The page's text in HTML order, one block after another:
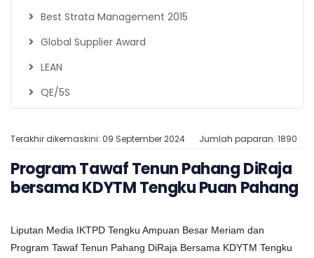
Best Strata Management 2015
Global Supplier Award
LEAN
QE/5S
Terakhir dikemaskini: 09 September 2024 Jumlah paparan: 1890
Program Tawaf Tenun Pahang DiRaja
bersama KDYTM Tengku Puan Pahang
Liputan Media IKTPD Tengku Ampuan Besar Meriam dan
Program Tawaf Tenun Pahang DiRaja Bersama KDYTM Tengku